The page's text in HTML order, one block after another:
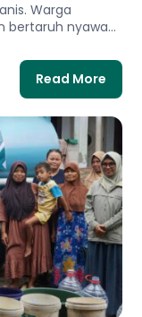
Warga
bertaruh nyawa
Read More